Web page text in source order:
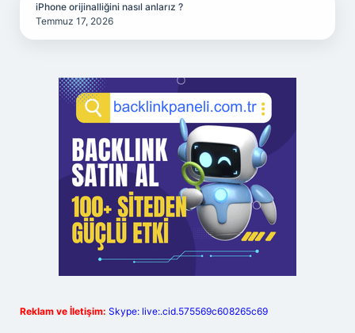
iPhone orijinalliğini nasıl anlarız ?
Temmuz 17, 2026
Reklam ve İletişim: Skype: live:.cid.575569c608265c69